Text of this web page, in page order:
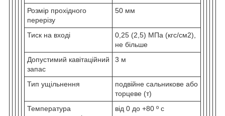
Розмір прохідного
перерізу
50 мм
Тиск на вході
0,25 (2,5) МПа (кгс/см2),
не більше
Допустимий кавітаційний
запас
3 м
Тип ущільнення
подвійне сальникове або
торцеве (т)
Температура
від 0 до +80 º с